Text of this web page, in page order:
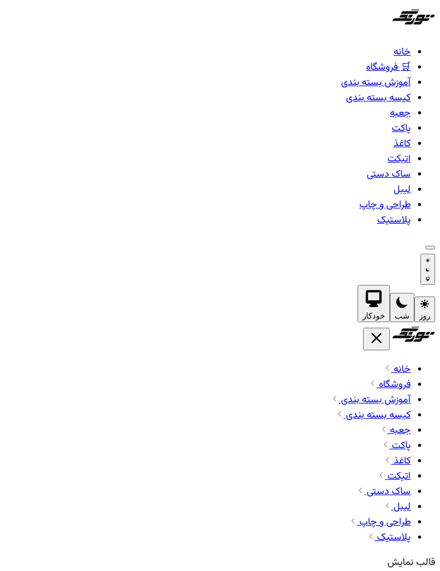
خانه
فروشگاه
آموزش بسته بندی
کیسه بسته بندی
جعبه
پاکت
کاغذ
اتیکت
ساک دستی
لیبل
طراحی و چاپ
پلاستیک
روز شب خودکار
خانه
فروشگاه
آموزش بسته بندی
کیسه بسته بندی
جعبه
پاکت
کاغذ
اتیکت
ساک دستی
لیبل
طراحی و چاپ
پلاستیک
قالب نمایش